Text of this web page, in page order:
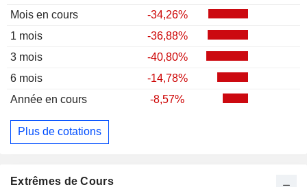
Mois en cours
-34,26%
1 mois
-36,88%
3 mois
-40,80%
6 mois
-14,78%
Année en cours
-8,57%
Plus de cotations
Extrêmes de Cours